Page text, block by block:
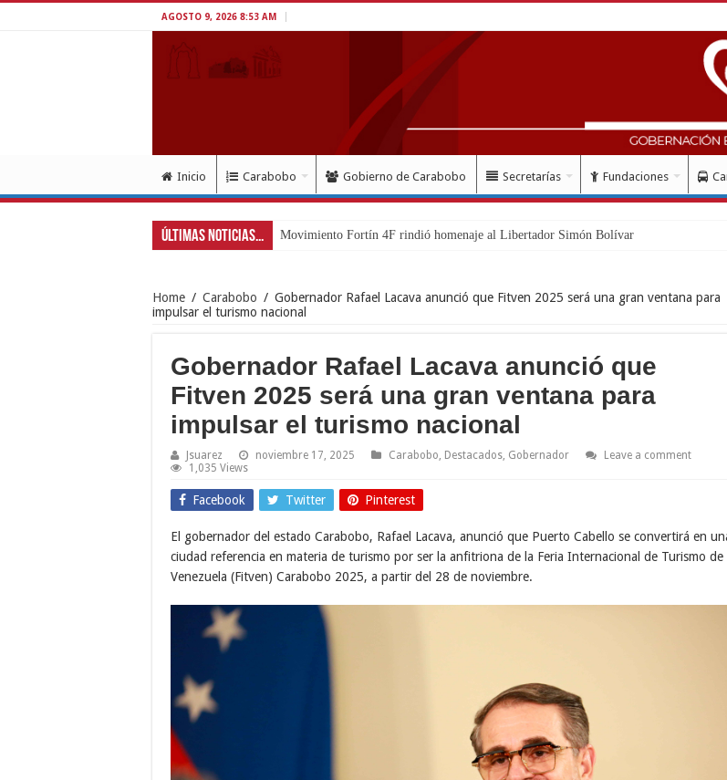
AGOSTO 9, 2026 8:53 AM
Inicio Carabobo Gobierno de Carabobo Secretarías Fundaciones
Últimas Noticias... Exitoso despliegue
Home / Carabobo / Gobernador Rafael Lacava anunció que Fitven 2025 será una gran ventana para
impulsar el turismo nacional
Gobernador Rafael Lacava anunció que
Fitven 2025 será una gran ventana para
impulsar el turismo nacional
Jsuarez noviembre 17, 2025 Carabobo Destacados Gobernador
Leave a comment
1,035 Views
Facebook Twitter Pinterest
El gobernador del estado Carabobo, Rafael Lacava, anunció que Puerto Cabello se convertirá en
ciudad referencia en materia de turismo por ser la anfitriona de la Feria Internacional de Turismo de
Venezuela (Fitven) Carabobo 2025, a partir del 28 de noviembre.